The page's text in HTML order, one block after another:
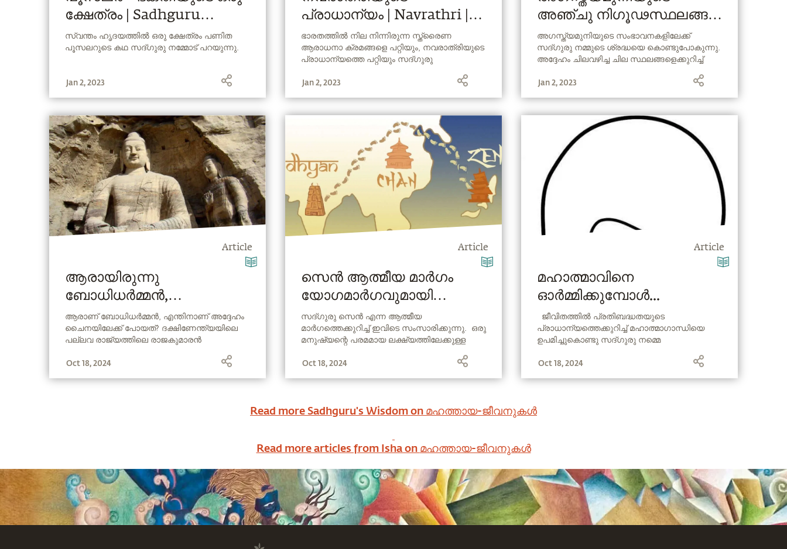
ക്ഷേത്രം | Sadhguru
Malayalam
സ്വന്തം ഹൃദയത്തില്‍ ഒരു ക്ഷേത്രം പണിത
പൂസലറുടെ കഥ സദ്ഗുരു നമ്മോട് പറയുന്നു.
Jan 2, 2023
Article
ആരായിരുന്നു
ബോധിധർമ്മൻ,
എന്തുകൊണ്ടാണ് അദ്ദേഹം
ചൈനയിലേക്ക് പോയത്?
ആരാണ് ബോധിധർമ്മൻ, എന്തിനാണ് അദ്ദേഹം
ചൈനയിലേക്ക് പോയത്? ദക്ഷിണേന്ത്യയിലെ
പല്ലവ രാജ്യത്തിലെ രാജകുമാരൻ
സദ്ഗുരു വിവരിക്കുന്നു.
Oct 18, 2024
പ്രാധാന്യം | Navrathri |
Sadhguru Malayalam
ഭാരതത്തില്‍ നില നിന്നിരുന്ന സ്ത്രൈണ
ആരാധനാ ക്രമങ്ങളെ പറ്റിയും, നവരാത്രിയുടെ
പ്രാധാന്യത്തെ പറ്റിയും സദ്ഗുരു
Jan 2, 2023
Article
സെൻ ആത്മീയ മാർഗം
യോഗമാർഗവുമായി
ബന്ധപ്പെട്ടിരിക്കുന്നതെങ്ങനെ?
സദ്ഗുരു സെൻ എന്ന ആത്മീയ
മാർഗത്തെക്കുറിച്ച് ഇവിടെ സംസാരിക്കുന്നു. ഒരു
മനുഷ്യന്റെ പരമമായ ലക്ഷ്യത്തിലേക്കുള്ള
രൂപാന്തരപ്പെട്ടു എന്നും അദ്ദേഹം
Oct 18, 2024
അഞ്ചു നിഗൂഢസ്ഥലങ്ങൾ
5 Mystical Spaces of
Agastya, The Great Indian
അഗസ്ത്യമുനിയുടെ സംഭാവനകളിലേക്ക്
സദ്ഗുരു നമ്മുടെ ശ്രദ്ധയെ കൊണ്ടുപോകുന്നു.
അദ്ദേഹം ചിലവഴിച്ച ചില സ്ഥലങ്ങളെക്കുറിച്ച്
Jan 2, 2023
Article
മഹാത്മാവിനെ
ഓർമ്മിക്കുമ്പോൾ...
ജീവിതത്തിൽ പ്രതിബദ്ധതയുടെ
പ്രാധാന്യത്തെക്കുറിച്ച് മഹാത്മാഗാന്ധിയെ
ഉപമിച്ചുകൊണ്ടു സദ്ഗുരു നമ്മെ
Oct 18, 2024
Read more Sadhguru's Wisdom on മഹത്തായ-ജീവനുകൾ
Read more articles from Isha on മഹത്തായ-ജീവനുകൾ